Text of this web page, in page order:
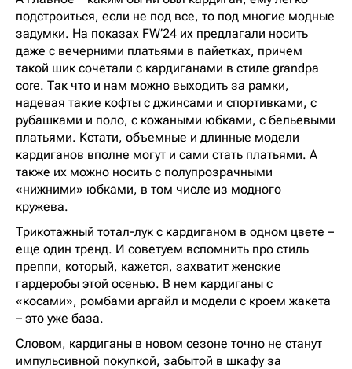
подстроиться, если не под все, то под многие модные
задумки. На показах FW’24 их предлагали носить
даже с вечерними платьями в пайетках, причем
такой шик сочетали с кардиганами в стиле grandpa
core. Так что и нам можно выходить за рамки,
надевая такие кофты с джинсами и спортивками, с
рубашками и поло, с кожаными юбками, с бельевыми
платьями. Кстати, объемные и длинные модели
кардиганов вполне могут и сами стать платьями. А
также их можно носить с полупрозрачными
«нижними» юбками, в том числе из модного
кружева.
Трикотажный тотал-лук с кардиганом в одном цвете –
еще один тренд. И советуем вспомнить про стиль
преппи, который, кажется, захватит женские
гардеробы этой осенью. В нем кардиганы с
«косами», ромбами аргайл и модели с кроем жакета
– это уже база.
Словом, кардиганы в новом сезоне точно не станут
импульсивной покупкой, забытой в шкафу за